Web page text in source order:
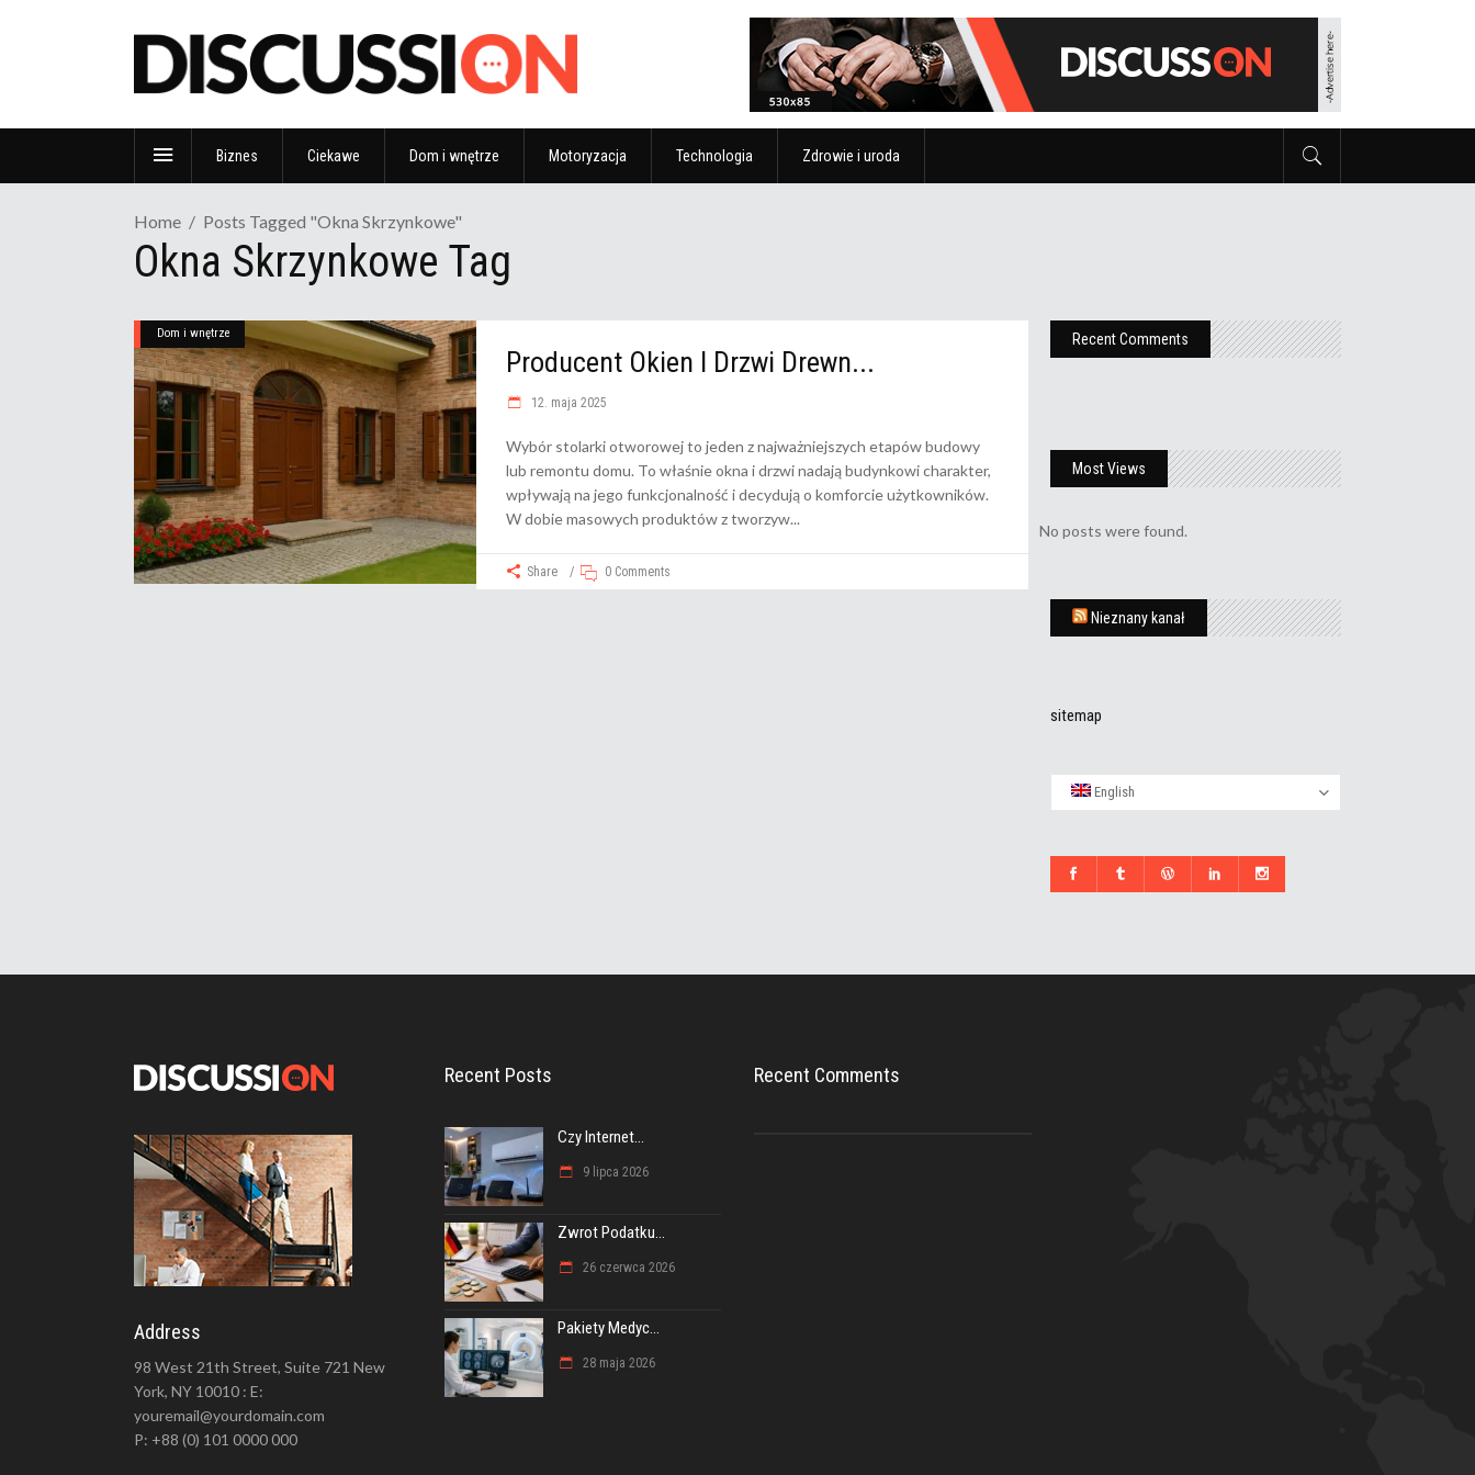
Biznes Ciekawe Dom i wnętrze Motoryzacja Technologia Zdrowie i uroda
Home Posts Tagged "Okna Skrzynkowe"
Okna Skrzynkowe Tag
Dom i wnętrze
Producent Okien I Drzwi Drewn...
12. maja 2025
Wybór stolarki otworowej to jeden z najważniejszych etapów budowy
lub remontu domu. To właśnie okna i drzwi nadają budynkowi charakter,
wpływają na jego funkcjonalność i decydują o komforcie użytkowników.
W dobie masowych produktów z tworzyw
Share 0 Comments
Recent Comments
Most Views
No posts were found.
Nieznany kanał
sitemap
English
Address
98 West 21th Street, Suite 721 New
York, NY 10010 : E:
youremail@yourdomain.com
P: +88 (0) 101 0000 000
Recent Posts
Czy Internet...
9 lipca 2026
Zwrot Podatku...
26 czerwca 2026
Pakiety Medyc...
28 maja 2026
Recent Comments